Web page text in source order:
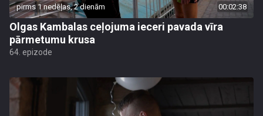
pirms 1 nedēļas, 2 dienām 00:02:38
Olgas Kambalas ceļojuma ieceri pavada vīra
pārmetumu krusa
64. epizode